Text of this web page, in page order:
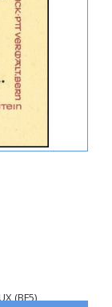
(BF5)